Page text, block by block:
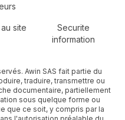
site
Securite
information
Awin SAS fait partie du
traduire, transmettre ou
documentaire, partiellement
sous quelque forme ou
que ce soit, y compris par la